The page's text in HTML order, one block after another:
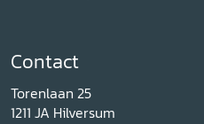
Contact
Torenlaan 25
1211 JA Hilversum